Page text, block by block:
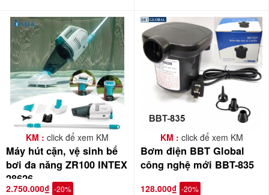
KM : click để xem KM
Máy hút cặn, vệ sinh bể
bơi đa năng ZR100 INTEX
28626
2.750.000₫ -20%
KM : click để xem KM
Bơm điện BBT Global
công nghệ mới BBT-835
128.000₫ -20%